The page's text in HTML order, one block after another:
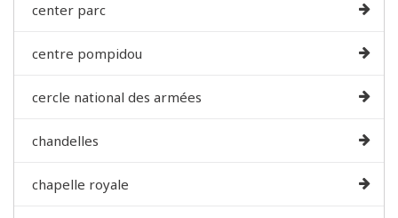
center parc
centre pompidou
cercle national des armées
chandelles
chapelle royale